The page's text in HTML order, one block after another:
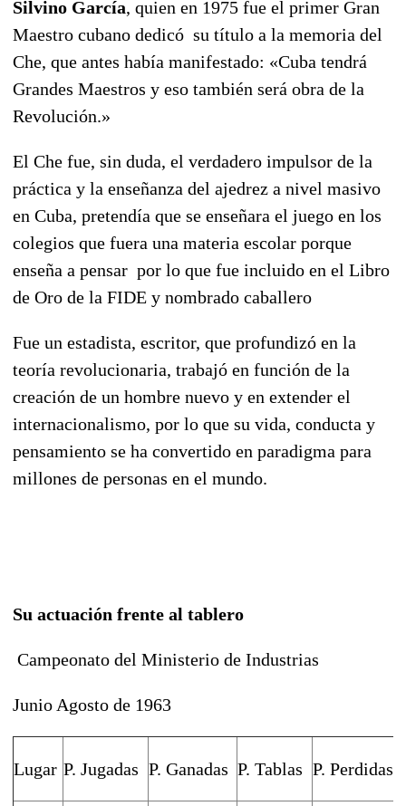
Silvino García, quien en 1975 fue el primer Gran
Maestro cubano dedicó su título a la memoria del
Che, que antes había manifestado: «Cuba tendrá
Grandes Maestros y eso también será obra de la
Revolución.»
El Che fue, sin duda, el verdadero impulsor de la
práctica y la enseñanza del ajedrez a nivel masivo
en Cuba, pretendía que se enseñara el juego en los
colegios que fuera una materia escolar porque
enseña a pensar por lo que fue incluido en el Libro
de Oro de la FIDE y nombrado caballero
Fue un estadista, escritor, que profundizó en la
teoría revolucionaria, trabajó en función de la
creación de un hombre nuevo y en extender el
internacionalismo, por lo que su vida, conducta y
pensamiento se ha convertido en paradigma para
millones de personas en el mundo.
Su actuación frente al tablero
Campeonato del Ministerio de Industrias
Junio Agosto de 1963
Lugar P. Jugadas P. Ganadas P. Tablas P. Perdidas